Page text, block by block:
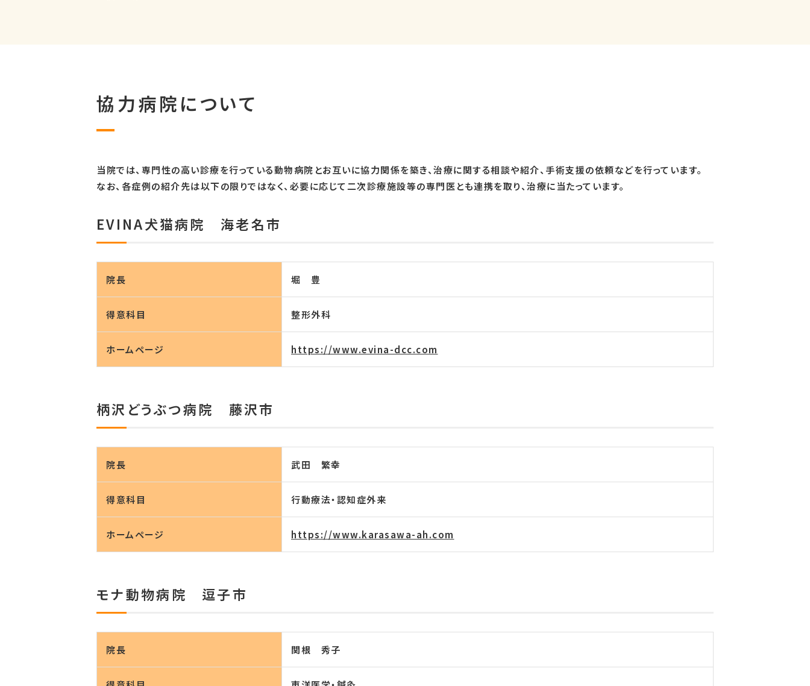
協力病院について
当院では、専門性の高い診療を行っている動物病院とお互いに協力関係を築き、治療に関する相談や紹介、手術支援の依頼などを行っています。
なお、各症例の紹介先は以下の限りではなく、必要に応じて二次診療施設等の専門医とも連携を取り、治療に当たっています。
EVINA犬猫病院 海老名市
院長 堀 豊
得意科目 整形外科
ホームページ https://www.evina-dcc.com
柄沢どうぶつ病院 藤沢市
院長 武田 繁幸
得意科目 行動療法・認知症外来
ホームページ https://www.karasawa-ah.com
モナ動物病院 逗子市
院長 関根 秀子